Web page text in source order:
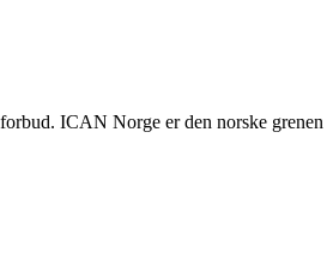
ICAN Norge er den norske